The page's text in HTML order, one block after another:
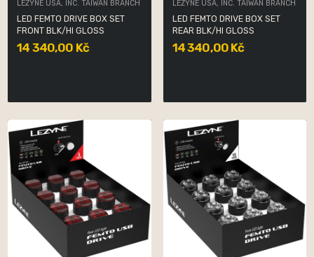
LEZYNE USA, INC. TAIWAN BRANCH
LED FEMTO DRIVE BOX SET
FRONT BLK/HI GLOSS
14 340,00 Kč
LEZYNE USA, INC. TAIWAN BRANCH
LED FEMTO DRIVE BOX SET
REAR BLK/HI GLOSS
14 340,00 Kč